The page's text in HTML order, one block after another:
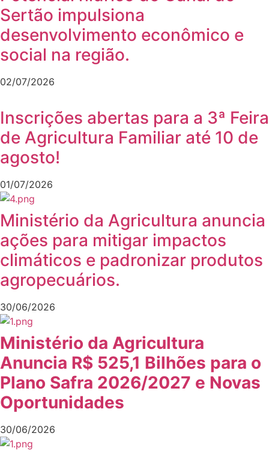
Sertão impulsiona
desenvolvimento econômico e
social na região.
02/07/2026
Inscrições abertas para a 3ª Feira
de Agricultura Familiar até 10 de
agosto!
01/07/2026
Ministério da Agricultura anuncia
ações para mitigar impactos
climáticos e padronizar produtos
agropecuários.
30/06/2026
Ministério da Agricultura
Anuncia R$ 525,1 Bilhões para o
Plano Safra 2026/2027 e Novas
Oportunidades
30/06/2026